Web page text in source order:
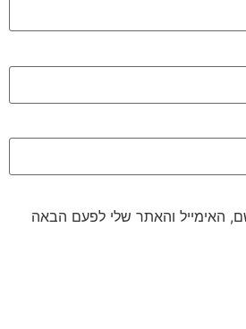
האימייל והאתר שלי לפעם הבאה